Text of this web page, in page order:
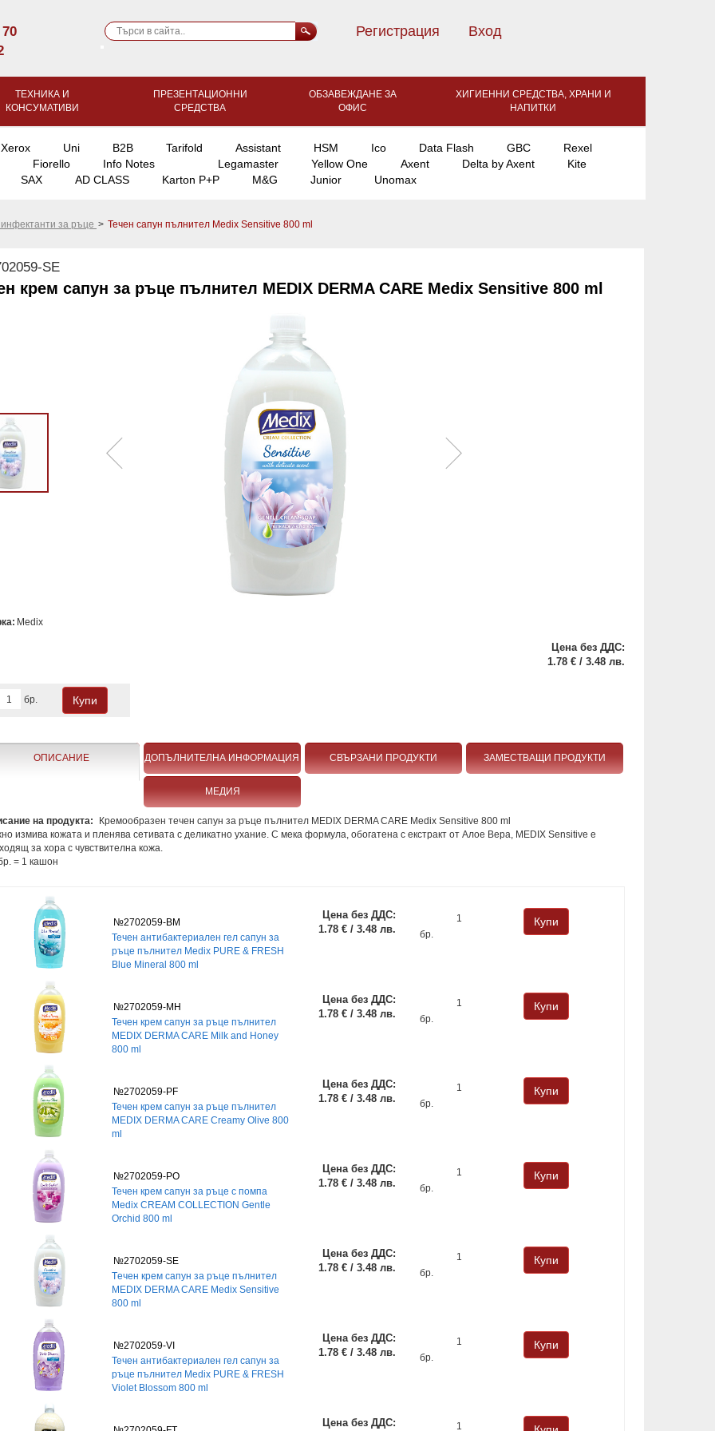
Регистрация Вход
ТЕХНИКА И
КОНСУМАТИВИ
ПРЕЗЕНТАЦИОННИ
СРЕДСТВА
ОБЗАВЕЖДАНЕ ЗА
ОФИС
ХИГИЕННИ СРЕДСТВА, ХРАНИ И
НАПИТКИ
Xerox Uni B2B Tarifold Assistant HSM Ico Data Flash GBC
Rexel
Fiorello
Info Notes Legamaster Yellow One Axent Delta by Axent
Kite
SAX
AD CLASS Karton P+P M&G Junior Unomax
за ръце > Течен сапун пълнител Medix Sensitive 800 ml
SE
крем сапун за ръце пълнител MEDIX DERMA CARE Medix Sensitive 800 ml
Medix
Цена без ДДС:
1.78 € / 3.48 лв.
бр.
ОПИСАНИЕ ДОПЪЛНИТЕЛНА ИНФОРМАЦИЯ СВЪРЗАНИ ПРОДУКТИ ЗАМЕСТВАЩИ ПРОДУКТИ
МЕДИЯ
на продукта:
Кремообразен течен сапун за ръце пълнител MEDIX DERMA CARE Medix Sensitive 800 ml
измива кожата и пленява сетивата с деликатно ухание. С мека формула, обогатена с екстракт от Алое Вера, MEDIX Sensitive е
за хора с чувствителна кожа.
= 1 кашон
№2702059-BM
Течен антибактериален гел сапун за
ръце пълнител Medix PURE & FRESH
Blue Mineral 800 ml
Цена без ДДС:
1.78 € / 3.48 лв.
бр.
№2702059-MH
Течен крем сапун за ръце пълнител
MEDIX DERMA CARE Milk and Honey
800 ml
Цена без ДДС:
1.78 € / 3.48 лв.
бр.
№2702059-PF
Течен крем сапун за ръце пълнител
MEDIX DERMA CARE Creamy Olive 800
ml
Цена без ДДС:
1.78 € / 3.48 лв.
бр.
№2702059-PO
Течен крем сапун за ръце с помпа
Medix CREAM COLLECTION Gentle
Orchid 800 ml
Цена без ДДС:
1.78 € / 3.48 лв.
бр.
№2702059-SE
Tечен крем сапун за ръце пълнител
MEDIX DERMA CARE Medix Sensitive
800 ml
Цена без ДДС:
1.78 € / 3.48 лв.
бр.
№2702059-VI
Течен антибактериален гел сапун за
ръце пълнител Medix PURE & FRESH
Violet Blossom 800 ml
Цена без ДДС:
1.78 € / 3.48 лв.
бр.
Цена без ДДС: